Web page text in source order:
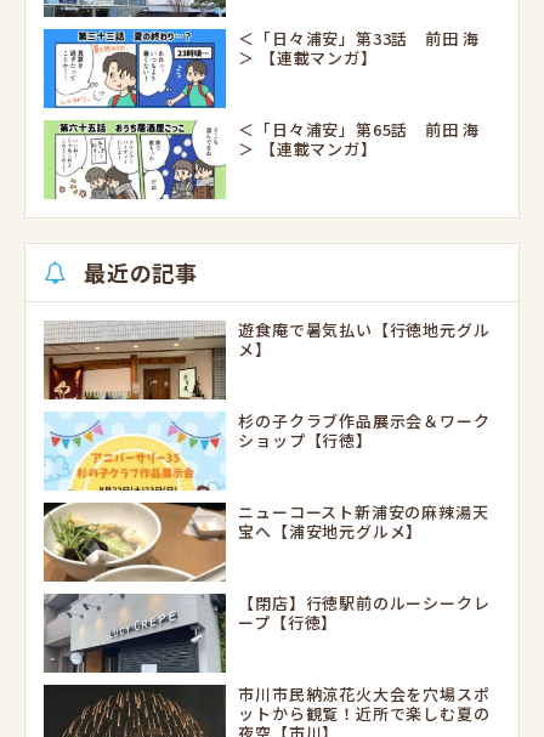
＜「日々浦安」第33話 前田 海
＞ 【連載マンガ】
＜「日々浦安」第65話 前田 海
＞ 【連載マンガ】
最近の記事
遊食庵で暑気払い【行徳地元グル
メ】
杉の子クラブ作品展示会＆ワーク
ショップ【行徳】
ニューコースト新浦安の麻辣湯天
宝へ【浦安地元グルメ】
【閉店】行徳駅前のルーシークレ
ープ【行徳】
市川市民納涼花火大会を穴場スポ
ットから観覧！近所で楽しむ夏の